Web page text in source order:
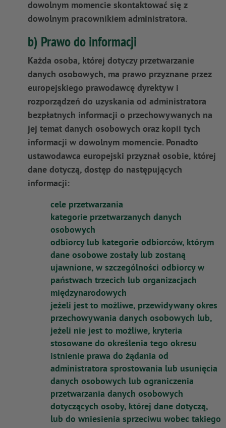
dowolnym momencie skontaktować się z
dowolnym pracownikiem administratora.
b) Prawo do informacji
Każda osoba, której dotyczy przetwarzanie
danych osobowych, ma prawo przyznane przez
europejskiego prawodawcę dyrektyw i
rozporządzeń do uzyskania od administratora
bezpłatnych informacji o przechowywanych na
jej temat danych osobowych oraz kopii tych
informacji w dowolnym momencie. Ponadto
ustawodawca europejski przyznał osobie, której
dane dotyczą, dostęp do następujących
informacji:
cele przetwarzania
kategorie przetwarzanych danych
osobowych
odbiorcy lub kategorie odbiorców, którym
dane osobowe zostały lub zostaną
ujawnione, w szczególności odbiorcy w
państwach trzecich lub organizacjach
międzynarodowych
jeżeli jest to możliwe, przewidywany okres
przechowywania danych osobowych lub,
jeżeli nie jest to możliwe, kryteria
stosowane do określenia tego okresu
istnienie prawa do żądania od
administratora sprostowania lub usunięcia
danych osobowych lub ograniczenia
przetwarzania danych osobowych
dotyczących osoby, której dane dotyczą,
lub do wniesienia sprzeciwu wobec takiego